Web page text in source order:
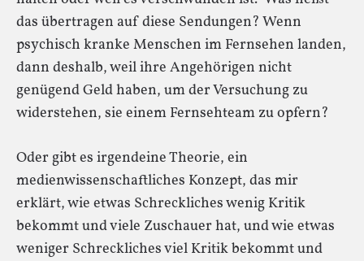
das übertragen auf diese Sendungen? Wenn
psychisch kranke Menschen im Fernsehen landen,
dann deshalb, weil ihre Angehörigen nicht
genügend Geld haben, um der Versuchung zu
widerstehen, sie einem Fernsehteam zu opfern?
Oder gibt es irgendeine Theorie, ein
medienwissenschaftliches Konzept, das mir
erklärt, wie etwas Schreckliches wenig Kritik
bekommt und viele Zuschauer hat, und wie etwas
weniger Schreckliches viel Kritik bekommt und